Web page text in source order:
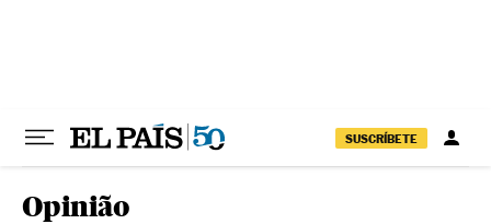
SUSCRÍBETE
Opinião